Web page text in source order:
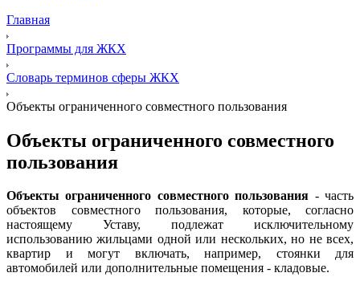
Главная
Программы для ЖКХ
Словарь терминов сферы ЖКХ
Объекты ограниченного совместного пользования
Объекты ограниченного совместного
пользования
Объекты ограниченного совместного пользования - часть
объектов совместного пользования, которые, согласно
настоящему Уставу, подлежат исключительному
использованию жильцами одной или нескольких, но не всех,
квартир и могут включать, например, стоянки для
автомобилей или дополнительные помещения - кладовые.